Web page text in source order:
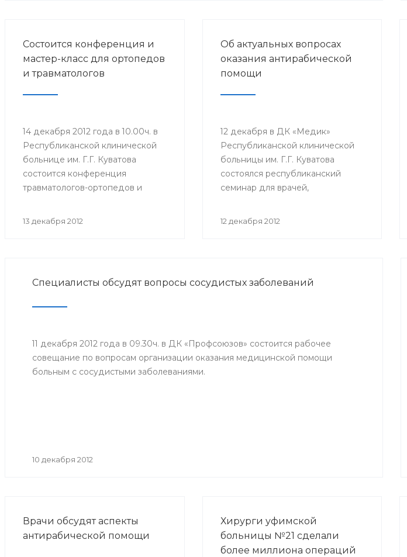
Состоится конференция и
мастер-класс для ортопедов
и травматологов
14 декабря 2012 года в 10.00ч. в
Республиканской клинической
больнице им. Г.Г. Куватова
состоится конференция
травматологов-ортопедов и
«Ортопедо-травматологическая
повышения квалификации
13 декабря 2012
Об актуальных вопросах
оказания антирабической
помощи
12 декабря в ДК «Медик»
Республиканской клинической
больницы им. Г.Г. Куватова
состоялся республиканский
семинар для врачей,
оказания антирабической
совершенствования
12 декабря 2012
Специалисты обсудят вопросы сосудистых заболеваний
11 декабря 2012 года в 09.30ч. в ДК «Профсоюзов» состоится рабочее
совещание по вопросам организации оказания медицинской помощи
больным с сосудистыми заболеваниями.
10 декабря 2012
Врачи обсудят аспекты
антирабической помощи
Хирурги уфимской
больницы №21 сделали
более миллиона операций